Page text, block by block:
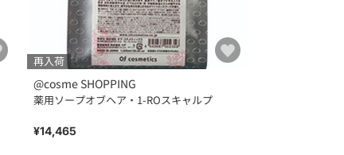
再入荷
@cosme SHOPPING
薬用ソープオブヘア・1-ROスキャルプ
¥14,465